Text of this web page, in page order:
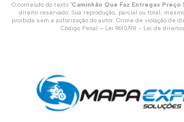
O conteúdo do texto "Caminhão Que Faz Entregas
direito reservado. Sua reprodução, parcial ou total,
proibida sem a autorização do autor. Crime de violação de
Código Penal – Lei 9610/98 - Lei de